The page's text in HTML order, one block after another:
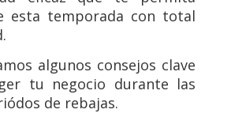
esta temporada con total
algunos consejos clave
tu negocio durante las
de rebajas.